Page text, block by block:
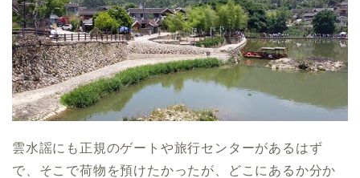
雲水謡にも正規のゲートや旅行センターがあるはず
で、そこで荷物を預けたかったが、どこにあるか分か